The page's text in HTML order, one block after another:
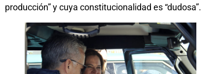
producción” y cuya constitucionalidad es “dudosa”.